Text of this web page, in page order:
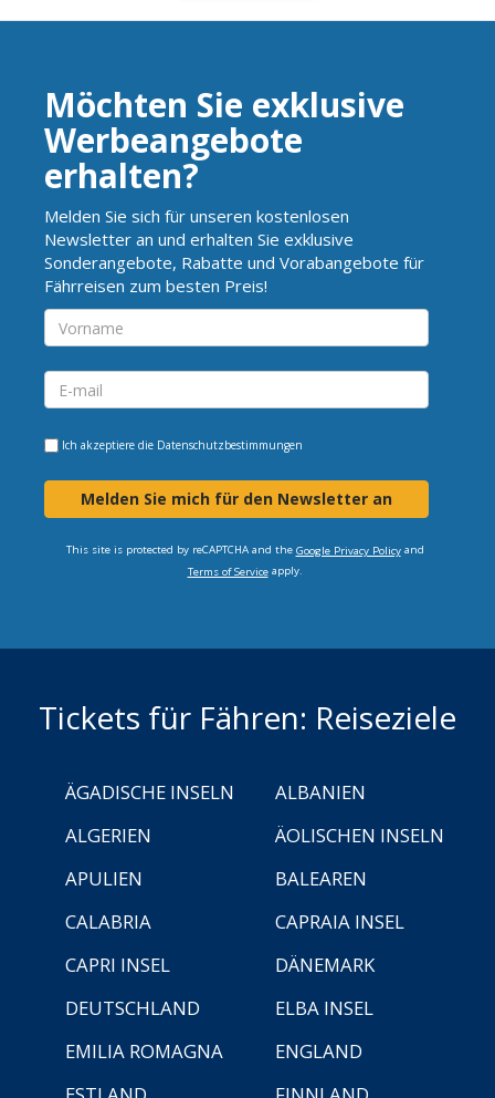
Möchten Sie exklusive
Werbeangebote
erhalten?
Melden Sie sich für unseren kostenlosen
Newsletter an und erhalten Sie exklusive
Sonderangebote, Rabatte und Vorabangebote für
Fährreisen zum besten Preis!
Ich akzeptiere die Datenschutzbestimmungen
Melden Sie mich für den Newsletter an
This site is protected by reCAPTCHA and the Google Privacy Policyand
Terms of Serviceapply.
Tickets für Fähren: Reiseziele
ÄGADISCHE INSELN
ALBANIEN
ALGERIEN
ÄOLISCHEN INSELN
APULIEN
BALEAREN
CALABRIA
CAPRAIA INSEL
CAPRI INSEL
DÄNEMARK
DEUTSCHLAND
ELBA INSEL
EMILIA ROMAGNA
ENGLAND